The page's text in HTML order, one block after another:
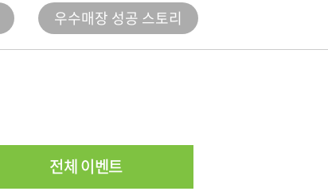
우수매장 성공 스토리
전체 이벤트